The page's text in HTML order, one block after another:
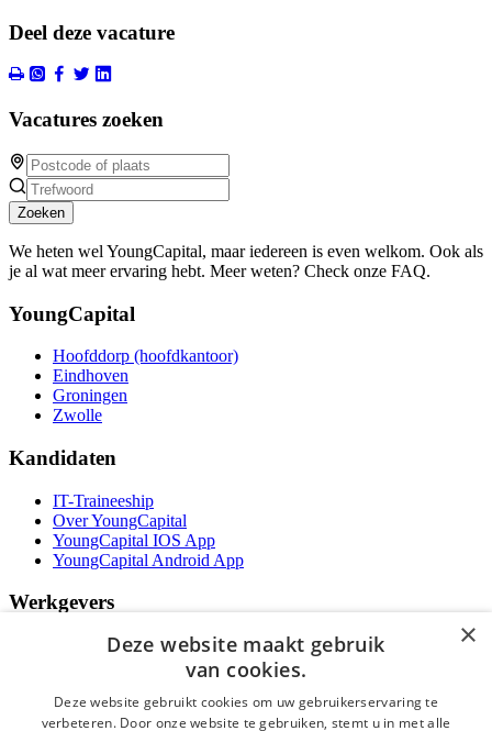
Deel deze vacature
Vacatures zoeken
Zoeken
We heten wel YoungCapital, maar iedereen is even welkom. Ook als
je al wat meer ervaring hebt. Meer weten? Check onze FAQ.
YoungCapital
Hoofddorp (hoofdkantoor)
Eindhoven
Groningen
Zwolle
Kandidaten
IT-Traineeship
Over YoungCapital
YoungCapital IOS App
YoungCapital Android App
Werkgevers
Het concept
Contractvormen
Brochure aanvragen
×
Deze website maakt gebruik
van cookies.
Deze website gebruikt cookies om uw gebruikerservaring te
verbeteren. Door onze website te gebruiken, stemt u in met alle